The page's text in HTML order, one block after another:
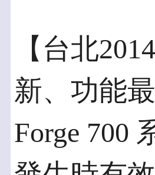
【台北
新、功能
Forge 700